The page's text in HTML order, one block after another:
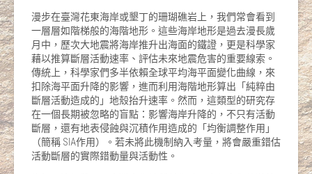
漫步在臺灣花東海岸或墾丁的珊瑚礁岩上，我們常會看到
一層層如階梯般的海階地形。這些海岸地形是過去漫長歲
月中，歷次大地震將海岸推升出海面的鐵證，更是科學家
藉以推算斷層活動速率、評估未來地震危害的重要線索。
傳統上，科學家們多半依賴全球平均海平面變化曲線，來
扣除海平面升降的影響，進而利用海階地形算出「純粹由
斷層活動造成的」地殼抬升速率。然而，這類型的研究存
在一個長期被忽略的盲點：影響海岸升降的，不只有活動
斷層，還有地表侵蝕與沉積作用造成的「均衡調整作用」
（簡稱 SIA作用）。若未將此機制納入考量，將會嚴重錯估
活動斷層的實際錯動量與活動性。